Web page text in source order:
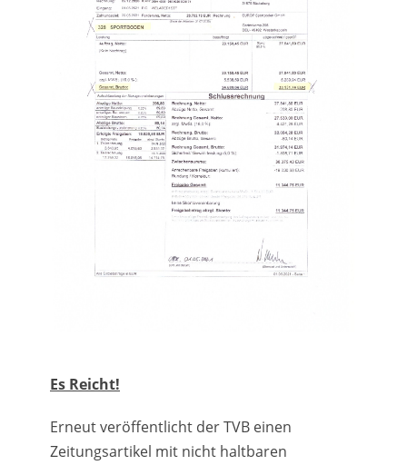
Es Reicht!
Erneut veröffentlicht der TVB einen
Zeitungsartikel mit nicht haltbaren